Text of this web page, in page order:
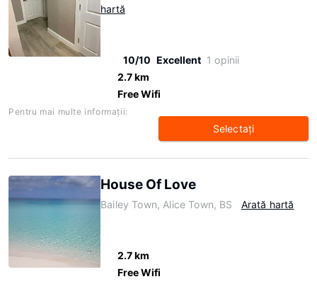
hartă
10/10 Excellent 1 opinii
2.7 km
Free Wifi
Pentru mai multe informaţii:
Selectaţi
House Of Love
Bailey Town, Alice Town, BS Arată hartă
2.7 km
Free Wifi